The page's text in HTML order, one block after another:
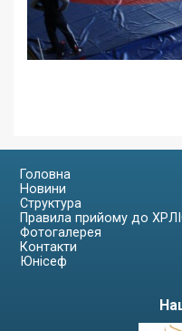
Головна
Новини
Структура
Правила прийому до
Фотогалерея
Контакти
Юнісеф